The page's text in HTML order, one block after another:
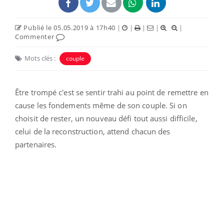
Publié le 05.05.2019 à 17h40 | | | |
|
Commenter
Mots clés : couple
Être trompé c'est se sentir trahi au point de remettre en
cause les fondements même de son couple. Si on
choisit de rester, un nouveau défi tout aussi difficile,
celui de la reconstruction, attend chacun des
partenaires.